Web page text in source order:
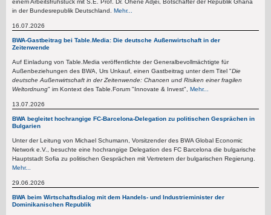
einem Arbeitsfrühstück mit S.E. Prof. Dr. Ohene Adjei, Botschafter der Republik Ghana
in der Bundesrepublik Deutschland. Mehr...
16.07.2026
BWA-Gastbeitrag bei Table.Media: Die deutsche Außenwirtschaft in der
Zeitenwende
Auf Einladung von Table.Media veröffentlichte der Generalbevollmächtigte für
Außenbeziehungen des BWA, Urs Unkauf, einen Gastbeitrag unter dem Titel "Die
deutsche Außenwirtschaft in der Zeitenwende: Chancen und Risiken einer fragilen
Weltordnung" im Kontext des Table.Forum "Innovate & Invest", Mehr...
13.07.2026
BWA begleitet hochrangige FC-Barcelona-Delegation zu politischen Gesprächen in
Bulgarien
Unter der Leitung von Michael Schumann, Vorsitzender des BWA Global Economic
Network e.V., besuchte eine hochrangige Delegation des FC Barcelona die bulgarische
Hauptstadt Sofia zu politischen Gesprächen mit Vertretern der bulgarischen Regierung.
Mehr...
29.06.2026
BWA beim Wirtschaftsdialog mit dem Handels- und Industrieminister der
Dominikanischen Republik